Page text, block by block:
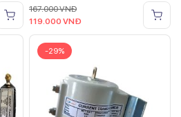
167.000VNĐ
119.000 VNĐ
-29%